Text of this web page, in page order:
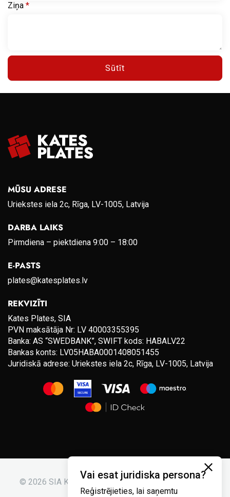
Ziņa *
Sūtīt
MŪSU ADRESE
Uriekstes iela 2c, Rīga, LV-1005, Latvija
DARBA LAIKS
Pirmdiena – piektdiena 9:00 – 18:00
E-PASTS
plates@katesplates.lv
REKVIZĪTI
Kates Plates, SIA
PVN maksātāja Nr: LV 40003355395
Banka: AS “SWEDBANK”, SWIFT kods: HABALV22
Bankas konts: LV05HABA0001408051455
Juridiskā adrese: Uriekstes iela 2c, Rīga, LV-1005, Latvija
© 2026 SIA Kates plates. Visas tiesības aizsargātas.
Vai esat juridiska persona?
Reģistrējieties, lai saņemtu